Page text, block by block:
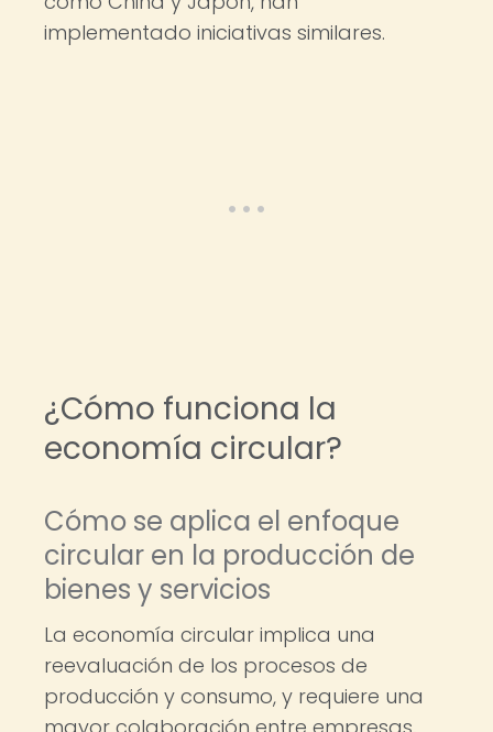
implementado iniciativas similares.
¿Cómo funciona la
economía circular?
Cómo se aplica el enfoque
circular en la producción de
bienes y servicios
La economía circular implica una
reevaluación de los procesos de
producción y consumo, y requiere una